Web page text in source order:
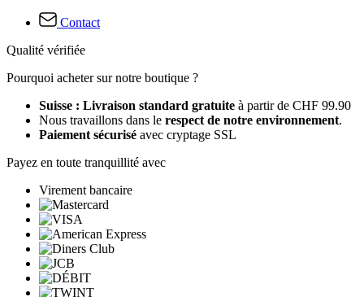
Contact
Qualité vérifiée
Pourquoi acheter sur notre boutique ?
Suisse : Livraison standard gratuite à partir de CHF 99.90
Nous travaillons dans le respect de notre environnement.
Paiement sécurisé avec cryptage SSL
Payez en toute tranquillité avec
Virement bancaire